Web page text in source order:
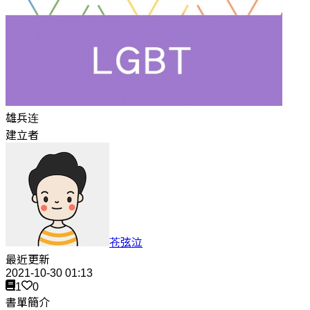
雄兵连
建立者
苍弦泣
最近更新
2021-10-30 01:13
1
0
書單簡介